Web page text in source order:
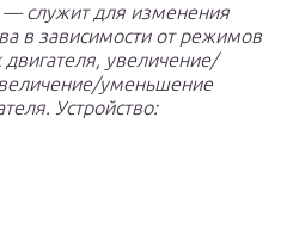
служит для изменения
в зависимости от режимов
двигателя, увеличение/
уменьшение
Устройство: